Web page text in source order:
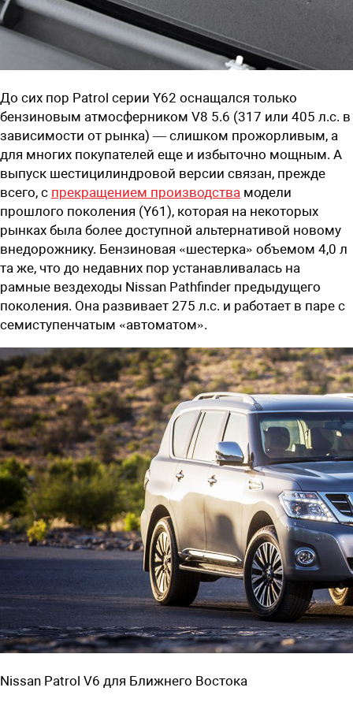
До сих пор Patrol серии Y62 оснащался только
бензиновым атмосферником V8 5.6 (317 или 405 л.с. в
зависимости от рынка) — слишком прожорливым, а
для многих покупателей еще и избыточно мощным. А
выпуск шестицилиндровой версии связан, прежде
всего, с прекращением производства модели
прошлого поколения (Y61), которая на некоторых
рынках была более доступной альтернативой новому
внедорожнику. Бензиновая «шестерка» объемом 4,0 л
та же, что до недавних пор устанавливалась на
рамные вездеходы Nissan Pathfinder предыдущего
поколения. Она развивает 275 л.с. и работает в паре с
семиступенчатым «автоматом».
Nissan Patrol V6 для Ближнего Востока